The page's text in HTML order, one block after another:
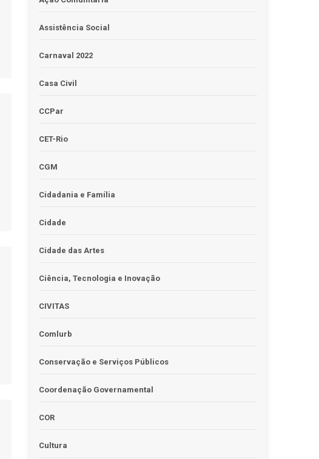
Assistência Social
Carnaval 2022
Casa Civil
CCPar
CET-Rio
CGM
Cidadania e Família
Cidade
Cidade das Artes
Ciência, Tecnologia e Inovação
CIVITAS
Comlurb
Conservação e Serviços Públicos
Coordenação Governamental
COR
Cultura